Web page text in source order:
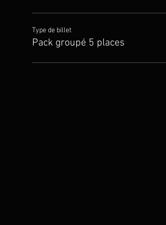
Type de billet
Pack groupé 5 places